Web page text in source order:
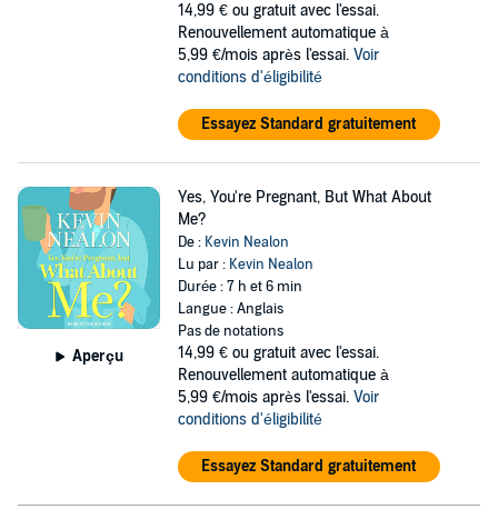
14,99 € ou gratuit avec l'essai.
Renouvellement automatique à
5,99 €/mois après l'essai. Voir
conditions d'éligibilité
Essayez Standard gratuitement
Aperçu
Yes, You're Pregnant, But What About
Me?
De : Kevin Nealon
Lu par : Kevin Nealon
Durée : 7 h et 6 min
Langue : Anglais
Pas de notations
14,99 € ou gratuit avec l'essai.
Renouvellement automatique à
5,99 €/mois après l'essai. Voir
conditions d'éligibilité
Essayez Standard gratuitement